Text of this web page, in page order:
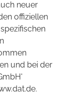
neuer
offiziellen
und bei der